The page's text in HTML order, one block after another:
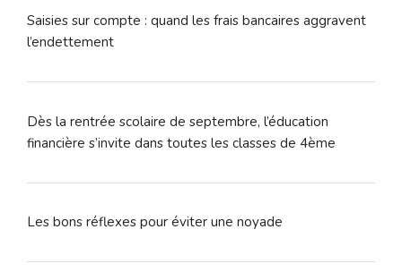
Saisies sur compte : quand les frais bancaires aggravent
l’endettement
Dès la rentrée scolaire de septembre, l’éducation
financière s’invite dans toutes les classes de 4ème
Les bons réflexes pour éviter une noyade